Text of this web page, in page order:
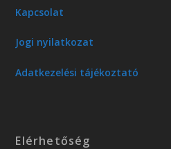
Kapcsolat
Jogi nyilatkozat
Adatkezelési tájékoztató
Elérhetőség